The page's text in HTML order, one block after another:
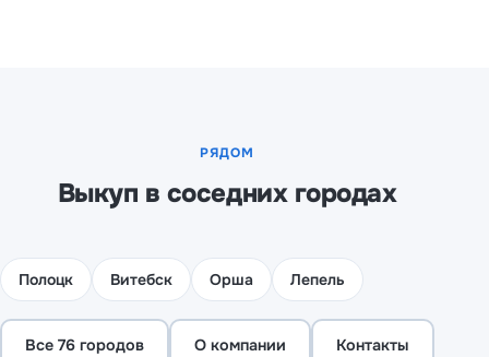
РЯДОМ
Выкуп в соседних городах
Полоцк Витебск Орша Лепель
Все 76 городов О компании Контакты